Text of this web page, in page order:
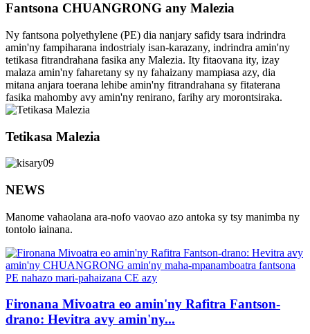
Fantsona CHUANGRONG any Malezia
Ny fantsona polyethylene (PE) dia nanjary safidy tsara indrindra
amin'ny fampiharana indostrialy isan-karazany, indrindra amin'ny
tetikasa fitrandrahana fasika any Malezia. Ity fitaovana ity, izay
malaza amin'ny faharetany sy ny fahaizany mampiasa azy, dia
mitana anjara toerana lehibe amin'ny fitrandrahana sy fitaterana
fasika mahomby avy amin'ny renirano, farihy ary morontsiraka.
Tetikasa Malezia
NEWS
Manome vahaolana ara-nofo vaovao azo antoka sy tsy manimba ny
tontolo iainana.
Fironana Mivoatra eo amin'ny Rafitra Fantson-
drano: Hevitra avy amin'ny...